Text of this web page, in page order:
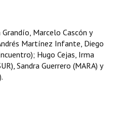
Grandío, Marcelo Cascón y
Martínez Infante, Diego
Hugo Cejas, Irma
Sandra Guerrero (MARA) y